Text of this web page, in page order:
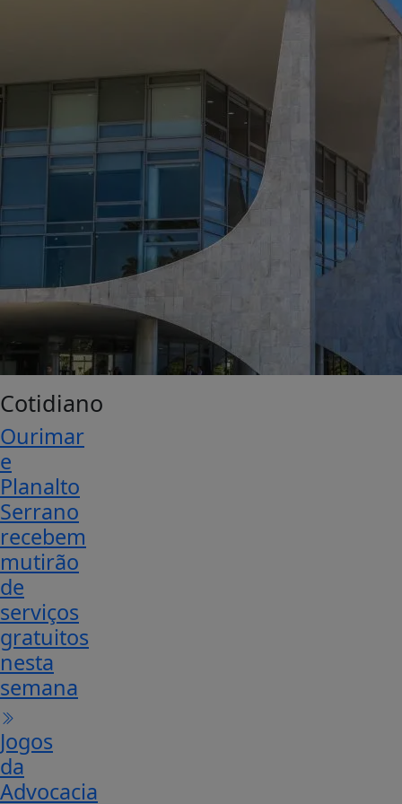
Cotidiano
Ourimar
e
Planalto
Serrano
recebem
mutirão
de
serviços
gratuitos
nesta
semana
Jogos
da
Advocacia